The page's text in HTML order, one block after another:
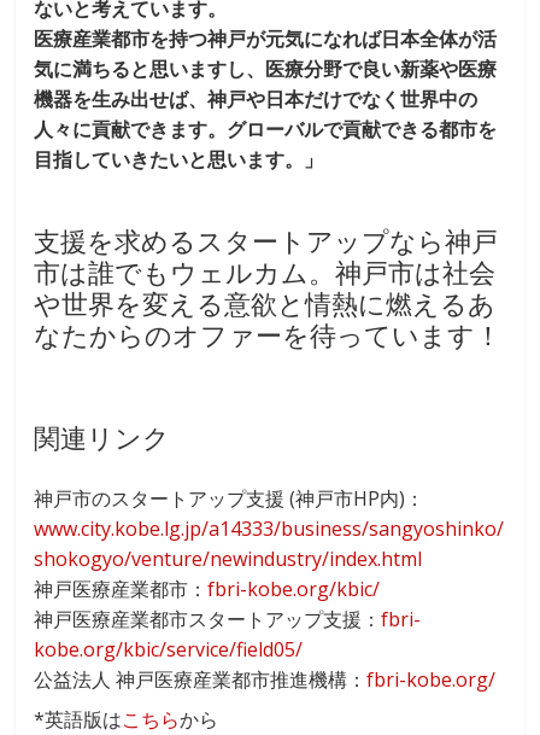
ないと考えています。
医療産業都市を持つ神戸が元気になれば日本全体が活
気に満ちると思いますし、医療分野で良い新薬や医療
機器を生み出せば、神戸や日本だけでなく世界中の
人々に貢献できます。グローバルで貢献できる都市を
目指していきたいと思います。」
支援を求めるスタートアップなら神戸
市は誰でもウェルカム。神戸市は社会
や世界を変える意欲と情熱に燃えるあ
なたからのオファーを待っています！
関連リンク
神戸市のスタートアップ支援 (神戸市HP内)：
www.city.kobe.lg.jp/a14333/business/sangyoshinko/
shokogyo/venture/newindustry/index.html
神戸医療産業都市：fbri-kobe.org/kbic/
神戸医療産業都市スタートアップ支援：fbri-
kobe.org/kbic/service/field05/
公益法人 神戸医療産業都市推進機構：fbri-kobe.org/
*英語版はこちらから